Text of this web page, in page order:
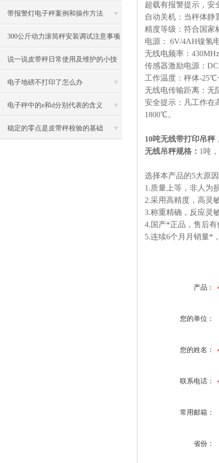
正方法知晓
带报警灯电子秤案例和操作方法
300公斤动力滚筒秤安装调试注意事项
说一说皮带秤日常使用及维护的小技
巧
电子地磅不打印了怎么办
电子秤中的e和d分别代表的含义
稳定的零点是皮带秤校验的基础
超载有报警提示，安
自动关机：当秤体静
精度等级：符合国家
电源： 6V/4AH镍氢
无线电频率：
传感器激励电源：
工作温度：秤体-
无线电传输距离：无
安全提示：凡工作在
1800℃。
10吨无线带打印吊秤
无线吊秤规格： 1吨
选择本产品的5大原
1.质量上等，非人为
2.采用高精度，高灵
3.称重精确，反应灵
4.国产*正品，售后
5.连续6个月月销量*
产品：
您的单位：
您的姓名：
联系电话：
常用邮箱：
省份：